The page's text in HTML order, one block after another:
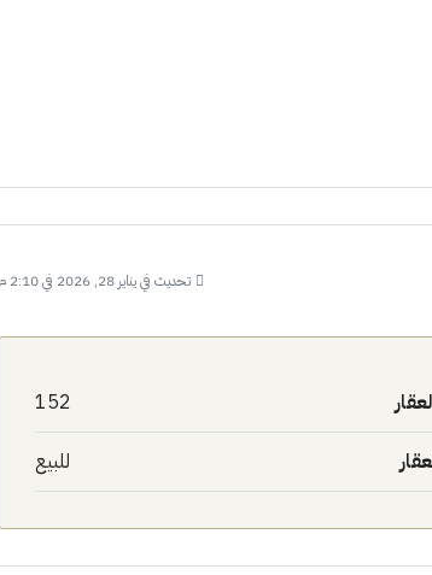
تحديث في يناير 28, 2026 في 2:10 م
152
للبيع